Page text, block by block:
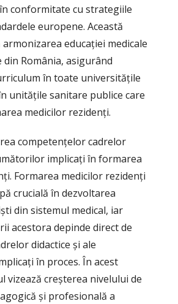
conformitate cu strategiile
europene. Această
educației medicale
România, asigurând
în toate universitățile
unitățile sanitare publice care
medicilor rezidenți.
competențelor cadrelor
implicați în formarea
Formarea medicilor rezidenți
crucială în dezvoltarea
din sistemul medical, iar
acestora depinde direct de
didactice și ale
în proces. În acest
vizează creșterea nivelului de
și profesională a